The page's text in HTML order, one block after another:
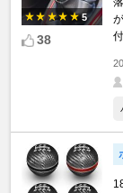
5
38